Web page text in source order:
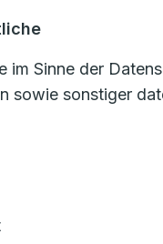
im Sinne der
sowie sonstiger